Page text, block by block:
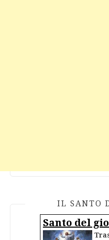
IL SANTO
Santo del